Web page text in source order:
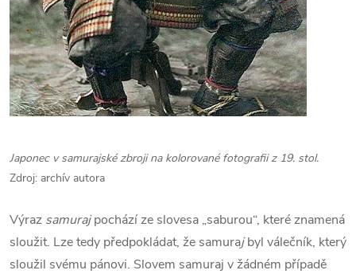
Japonec v samurajské zbroji na kolorované fotografii z 19. stol.
Zdroj: archív autora
Výraz samurajpochází ze slovesa „saburou“, které znamená
sloužit. Lze tedy předpokládat, že samurajbyl válečník, který
sloužil svému pánovi. Slovem samuraj v žádném případě